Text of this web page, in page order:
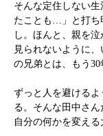
そんな定住しない
たことも…」と打ち
し。ほんと、親を
見られないように
の兄弟とは、もう30
ずっと人を避ける
る。そんな田中さん
自分の何かを変える